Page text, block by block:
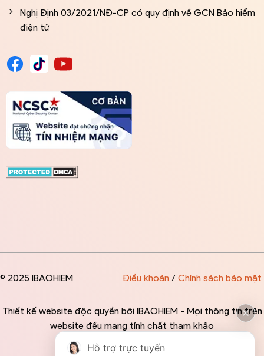
Nghị Định 03/2021/NĐ-CP có quy định về GCN Bảo hiểm
điện tử
© 2025 IBAOHIEM
Thiết kế website độc quyền bởi IBAOHIEM - Mọi thông tin trên
website đều mang tính chất tham khảo
Điều khoản/ Chính sách bảo mật
Hỗ trợ trực tuyến